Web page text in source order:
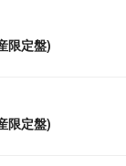
限定盤)
限定盤)